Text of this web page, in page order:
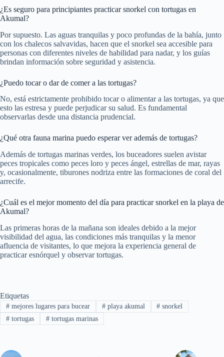
¿Es seguro para principiantes practicar snorkel con tortugas en
Akumal?
Por supuesto. Las aguas tranquilas y poco profundas de la bahía, junto
con los chalecos salvavidas, hacen que el snorkel sea accesible para
personas con diferentes niveles de habilidad para nadar, y los guías
brindan información sobre seguridad y asistencia.
¿Puedo tocar o dar de comer a las tortugas?
No, está estrictamente prohibido tocar o alimentar a las tortugas, ya que
esto las estresa y puede perjudicar su salud. Es fundamental
observarlas desde una distancia prudencial.
¿Qué otra fauna marina puedo esperar ver además de tortugas?
Además de tortugas marinas verdes, los buceadores suelen avistar
peces tropicales como peces loro y peces ángel, estrellas de mar, rayas
y, ocasionalmente, tiburones nodriza entre las formaciones de coral del
arrecife.
¿Cuál es el mejor momento del día para practicar snorkel en la playa de
Akumal?
Las primeras horas de la mañana son ideales debido a la mejor
visibilidad del agua, las condiciones más tranquilas y la menor
afluencia de visitantes, lo que mejora la experiencia general de
practicar esnórquel y observar tortugas.
Etiquetas
#mejores lugares para bucear #playa akumal # snorkel
#tortugas #tortugas marinas